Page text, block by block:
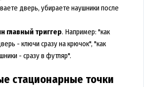
дверь, убираете наушники после
главный триггер. Например: "как
- ключи сразу на крючок", "как
- сразу в футляр".
стационарные точки